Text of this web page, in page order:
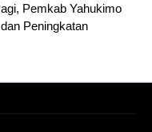
Pemkab Yahukimo
Peningkatan